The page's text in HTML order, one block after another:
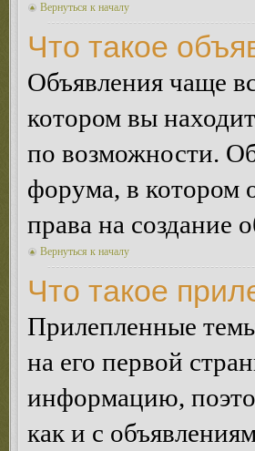
Вернуться к началу
Что такое
Объявления чаще
котором вы
по возможности.
форума, в котором
права на создание
Вернуться к началу
Что такое
Прилепленные
на его первой
информацию,
как и с